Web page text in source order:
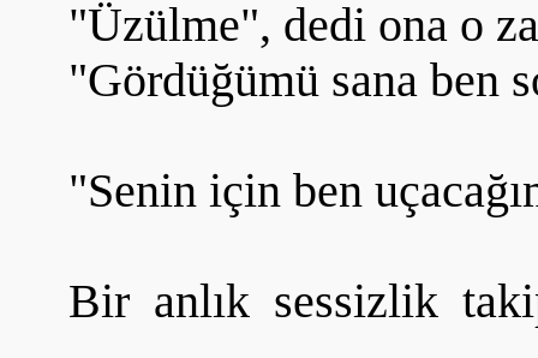
"Üzülme", dedi ona o
"Gördüğümü sana ben
"Senin için ben
Bir anlık sessizlik